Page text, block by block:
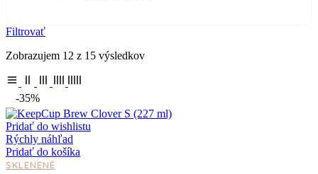
Filtrovať
Zobrazujem 12 z 15 výsledkov
-35%
Pridať do wishlistu
Rýchly náhľad
Pridať do košíka
SKLENENÉ